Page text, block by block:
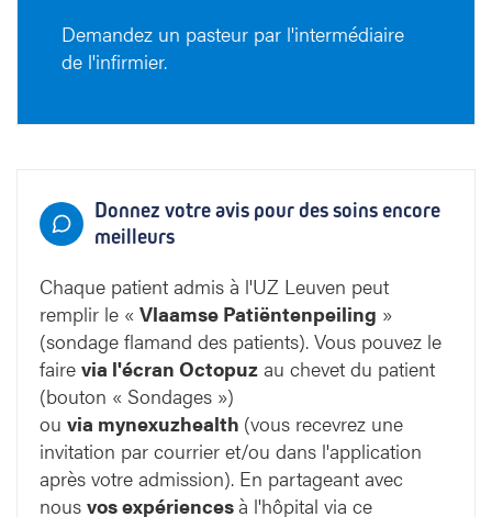
Demandez un pasteur par l'intermédiaire
de l'infirmier.
Donnez votre avis pour des soins encore
meilleurs
Chaque patient admis à l'UZ Leuven peut
remplir le « Vlaamse Patiëntenpeiling »
(sondage flamand des patients). Vous pouvez le
faire via l'écran Octopuz au chevet du patient
(bouton « Sondages »)
ou via mynexuzhealth (vous recevrez une
invitation par courrier et/ou dans l'application
après votre admission). En partageant avec
nous vos expériencesà l'hôpital via ce